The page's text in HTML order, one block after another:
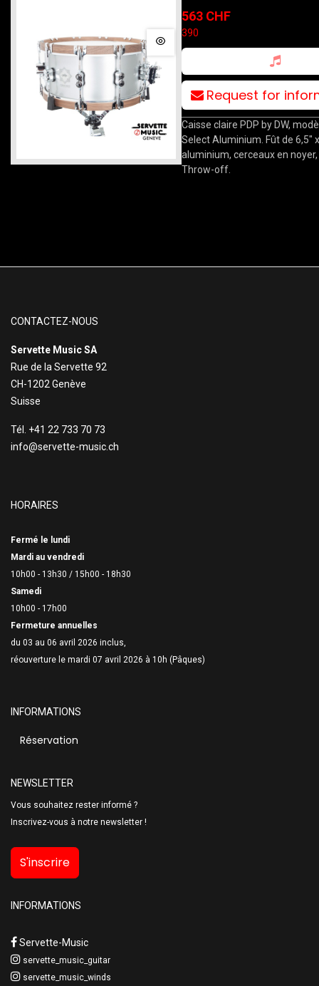
Aluminium Woodhoops
563 CHF
390
Request for
Caisse claire PDP by DW,
Select Aluminium. Fût de 6,5"
aluminium, cerceaux en noyer,
Throw-off.
CONTACTEZ-NOUS
Servette Music SA
Rue de la Servette 92
CH-1202 Genève
Suisse
Tél. +41 22 733 70 73
info@servette-music.ch
HORAIRES
Fermé le lundi
Mardi au vendredi
10h00 - 13h30 / 15h00 - 18h30
Samedi
10h00 - 17h00
Fermeture annuelles
du 03 au 06 avril 2026 inclus,
réouverture le mardi 07 avril 2026 à 10h (Pâques)
INFORMATIONS
Réservation
NEWSLETTER
Vous souhaitez rester informé ?
Inscrivez-vous à notre newsletter !
S'inscrire
INFORMATIONS
Servette-Music
servette_music_guitar
servette_music_winds